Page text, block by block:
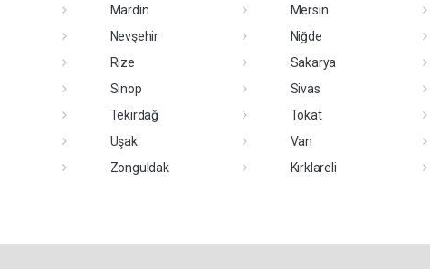
Mardin
Mersin
Nevşehir
Niğde
Rize
Sakarya
Sinop
Sivas
Tekirdağ
Tokat
Uşak
Van
Zonguldak
Kırklareli